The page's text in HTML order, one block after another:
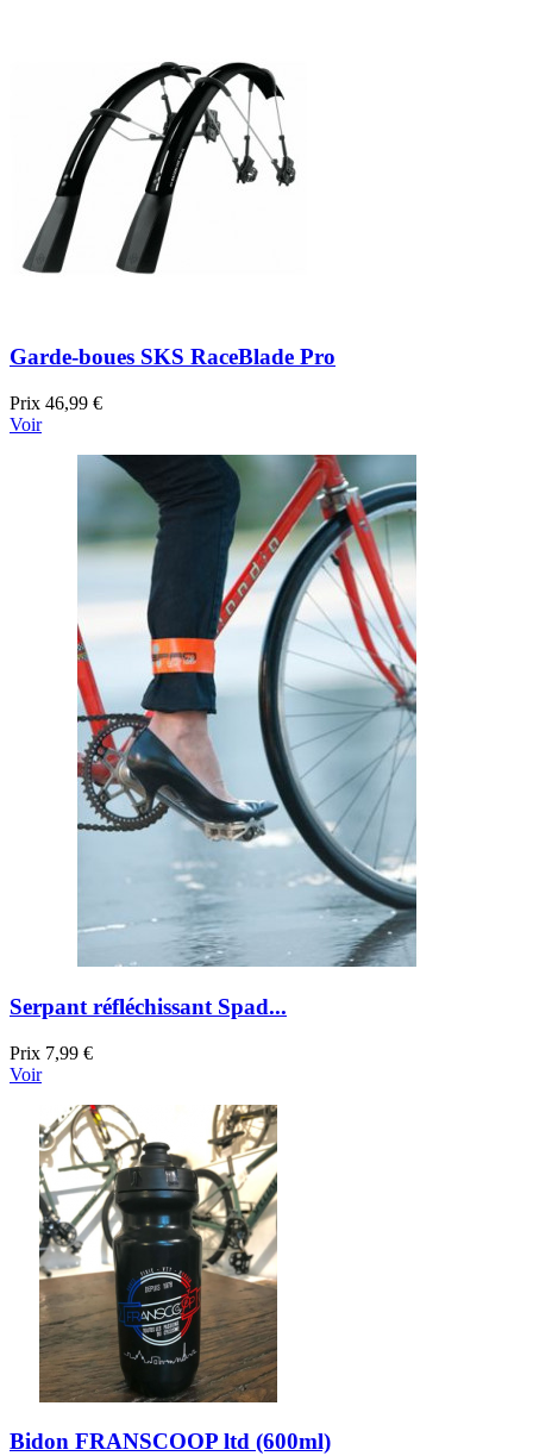
Garde-boues SKS RaceBlade Pro
Prix 46,99 €
Voir
Serpant réfléchissant Spad...
Prix 7,99 €
Voir
Bidon FRANSCOOP ltd (600ml)